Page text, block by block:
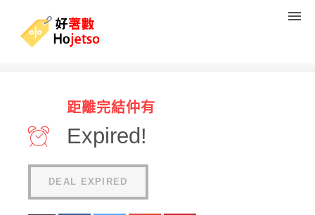
HBX 精選正價貨品7折優惠碼
距離完結仲有
Expired!
DEAL EXPIRED